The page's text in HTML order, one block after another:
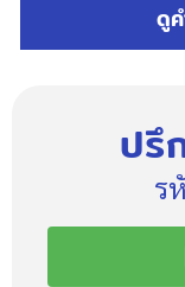
ดู
ปรึ
ร